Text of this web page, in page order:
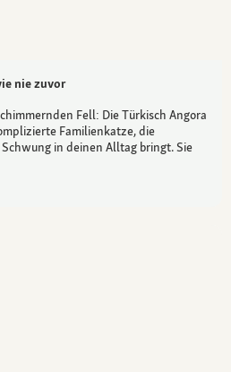
nie zuvor
Fell: Die Türkisch Angora
Familienkatze, die
in deinen Alltag bringt. Sie